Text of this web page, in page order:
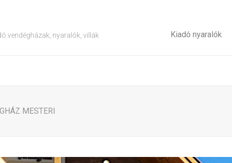
vendégházak, nyaralók, villák Kiadó nyaralók
MESTERI